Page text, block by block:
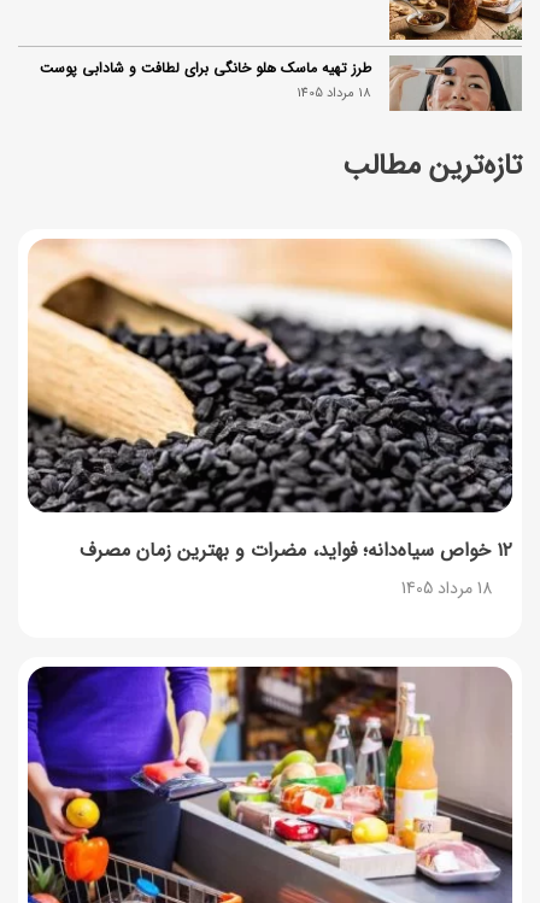
تازه‌ترین مطالب
۱۲ خواص سیاه‌دانه؛ فواید، مضرات و بهترین زمان مصرف
18 مرداد 1405
طرز تهیه ماسک هلو خانگی برای لطافت و شادابی پوست
18 مرداد 1405
زمان واریز و مبلغ کالابرگ مرداد ۱۴۰۵
18 مرداد 1405
راهنمای اعتراض به کالابرگ مرداد ۱۴۰۵ + شماره پشتیبانی
18 مرداد 1405
گردو را با چه دستگاهی آسیاب کنیم که روغن نیندازد؟
17 مرداد 1405
طرز تهیه اوتمیل گیلاس؛ صبحانه سالم با طعم تابستانی
17 مرداد 1405
طرز تهیه محلبی انجیر؛ دسر خوشمزه با طعم انجیر تازه
17 مرداد 1405